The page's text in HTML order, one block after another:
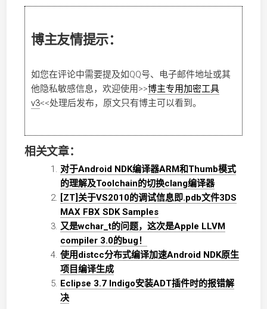
博主友情提示：
如您在评论中需要提及如QQ号、电子邮件地址或其
他隐私敏感信息，欢迎使用>>博主专用加密工具
v3<<处理后发布，原文只有博主可以看到。
相关文章：
对于Android NDK编译器ARM和Thumb模式
的理解及Toolchain的切换clang编译器
[ZT]关于VS2010的调试信息即.pdb文件3DS
MAX FBX SDK Samples
又是wchar_t的问题，这次是Apple LLVM
compiler 3.0的bug！
使用distcc分布式编译加速Android NDK原生
项目编译生成
Eclipse 3.7 Indigo安装ADT插件时的报错解
决